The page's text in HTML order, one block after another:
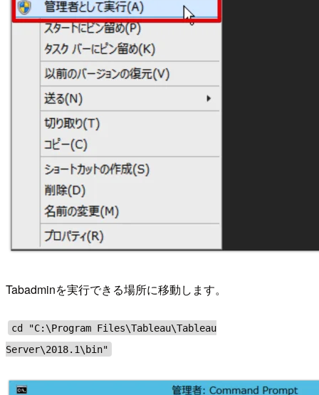
Tabadminを実行できる場所に移動します。
cd "C:\Program Files\Tableau\Tableau
Server\2018.1\bin"